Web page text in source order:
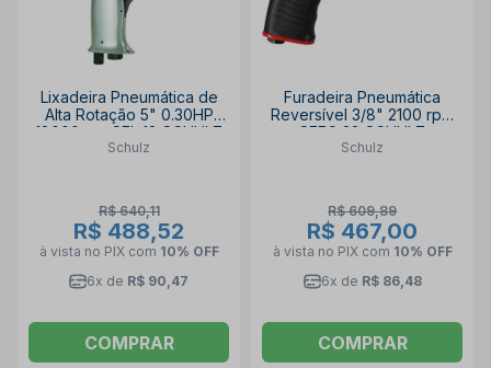
Lixadeira Pneumática de
Alta Rotação 5" 0.30HP
18000rpm SFL 18 SCHULZ
Schulz
R$ 640,11
R$ 488,52
à vista no PIX com 10% OFF
6x de R$ 90,47
COMPRAR
Furadeira Pneumática
Reversível 3/8" 2100 rpm
SFFC 38 SCHULZ
Schulz
R$ 609,89
R$ 467,00
à vista no PIX com 10% OFF
6x de R$ 86,48
COMPRAR